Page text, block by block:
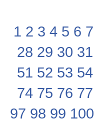
1 2 3 4 5 6 7
28 29 30 31
51 52 53 54
74 75 76 77
97 98 99 100